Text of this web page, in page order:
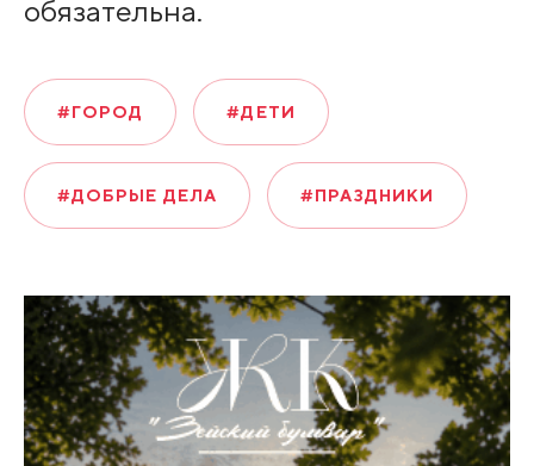
обязательна.
#ГОРОД #ДЕТИ
#ДОБРЫЕ ДЕЛА #ПРАЗДНИКИ